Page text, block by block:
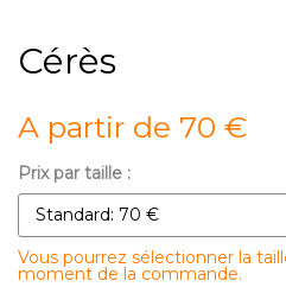
Cérès
A partir de 70 €
Prix par taille :
Vous pourrez sélectionner la
moment de la commande.